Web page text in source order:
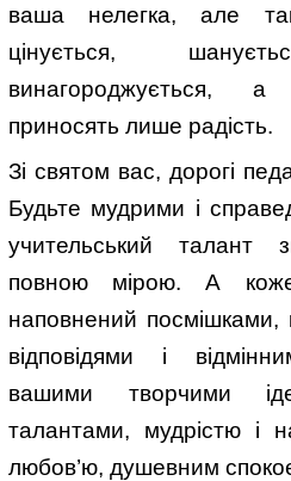
ваша нелегка, але
цінується,
винагороджується, а
приносять лише радість.
Зі святом вас, дорогі
Будьте мудрими і
учительський талант
повною мірою. А
наповнений посмішками,
відповідями і
вашими творчими
талантами, мудрістю і
любов’ю, душевним